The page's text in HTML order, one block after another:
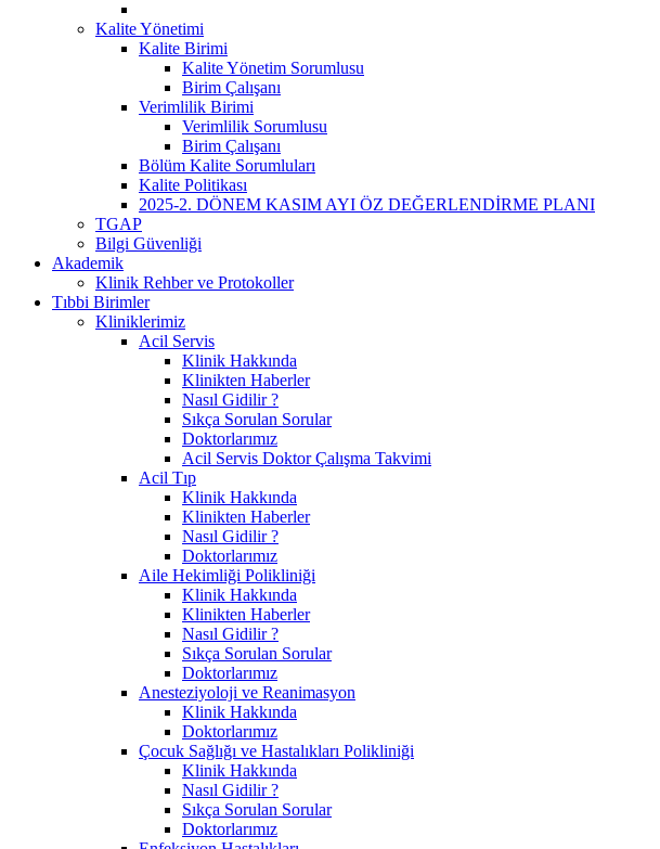
Kalite Yönetimi
Kalite Birimi
Kalite Yönetim Sorumlusu
Birim Çalışanı
Verimlilik Birimi
Verimlilik Sorumlusu
Birim Çalışanı
Bölüm Kalite Sorumluları
Kalite Politikası
2025-2. DÖNEM KASIM AYI ÖZ DEĞERLENDİRME PLANI
TGAP
Bilgi Güvenliği
Akademik
Klinik Rehber ve Protokoller
Tıbbi Birimler
Kliniklerimiz
Acil Servis
Klinik Hakkında
Klinikten Haberler
Nasıl Gidilir ?
Sıkça Sorulan Sorular
Doktorlarımız
Acil Servis Doktor Çalışma Takvimi
Acil Tıp
Klinik Hakkında
Klinikten Haberler
Nasıl Gidilir ?
Doktorlarımız
Aile Hekimliği Polikliniği
Klinik Hakkında
Klinikten Haberler
Nasıl Gidilir ?
Sıkça Sorulan Sorular
Doktorlarımız
Anesteziyoloji ve Reanimasyon
Klinik Hakkında
Doktorlarımız
Çocuk Sağlığı ve Hastalıkları Polikliniği
Klinik Hakkında
Nasıl Gidilir ?
Sıkça Sorulan Sorular
Doktorlarımız